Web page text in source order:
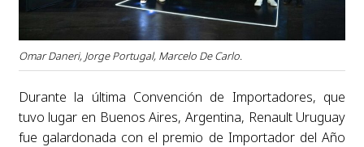
Omar Daneri, Jorge Portugal, Marcelo De Carlo.
Durante la última Convención de Importadores, que
tuvo lugar en Buenos Aires, Argentina, Renault Uruguay
fue galardonada con el premio de Importador del Año